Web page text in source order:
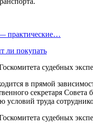
практические…
ли покупать
в прямой
секретаря
условий труда